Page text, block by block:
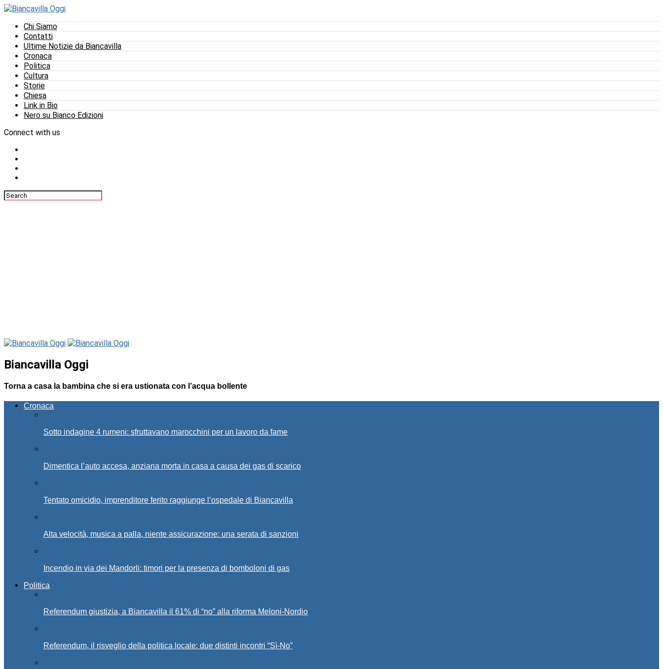
Chi Siamo
Contatti
Ultime Notizie da Biancavilla
Cronaca
Politica
Cultura
Storie
Chiesa
Link in Bio
Nero su Bianco Edizioni
Connect with us
Biancavilla Oggi
Torna a casa la bambina che si era ustionata con l’acqua bollente
Cronaca
Sotto indagine 4 rumeni: sfruttavano marocchini per un lavoro da fame
Dimentica l’auto accesa, anziana morta in casa a causa dei gas di scarico
Tentato omicidio, imprenditore ferito raggiunge l’ospedale di Biancavilla
Alta velocità, musica a palla, niente assicurazione: una serata di sanzioni
Incendio in via dei Mandorli: timori per la presenza di bomboloni di gas
Politica
Referendum giustizia, a Biancavilla il 61% di “no” alla riforma Meloni-Nordio
Referendum, il risveglio della politica locale: due distinti incontri “Sì-No”